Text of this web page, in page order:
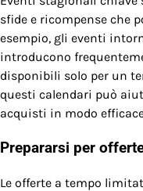
sfide e ricompense che
esempio, gli eventi
introducono
disponibili solo per un
questi calendari può
acquisti in modo
Prepararsi per
Le offerte a tempo